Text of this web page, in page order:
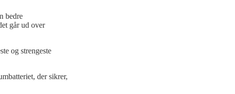
bedre
går ud over
og strengeste
der sikrer,